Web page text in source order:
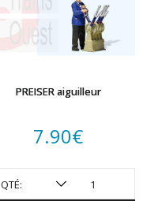
PREISER aiguilleur
7.90€
QTÉ: